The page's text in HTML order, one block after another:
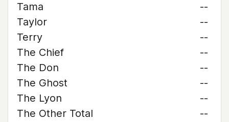
Tama
--
Taylor
--
Terry
--
The Chief
--
The Don
--
The Ghost
--
The Lyon
--
The Other Total
--